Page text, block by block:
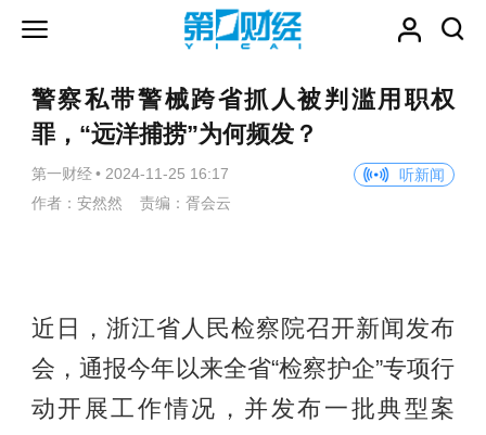
警察私带警械跨省抓人被判滥用职权
罪，“远洋捕捞”为何频发？
第一财经 • 2024-11-25 16:17
听新闻
作者：安然然 责编：胥会云
近日，浙江省人民检察院召开新闻发布
会，通报今年以来全省“检察护企”专项行
动开展工作情况，并发布一批典型案